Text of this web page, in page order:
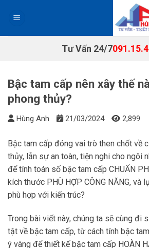
Tư Vấn 24/7
Bậc tam cấp nên xây thế
phong thủy?
Hùng Anh 21/03/2024 2,899
Bậc tam cấp đóng vai trò then chốt về
thủy, lẫn sự an toàn, tiện nghi cho ngôi
để tính toán số bậc tam cấp CHUẨN
kích thước PHÙ HỢP CÔNG NĂNG, và
phù hợp với kiến trúc?
Trong bài viết này, chúng ta sẽ cùng đi
tật về bậc tam cấp, từ cách tính bậc
ý vàng để thiết kế bậc tam cấp HOÀN